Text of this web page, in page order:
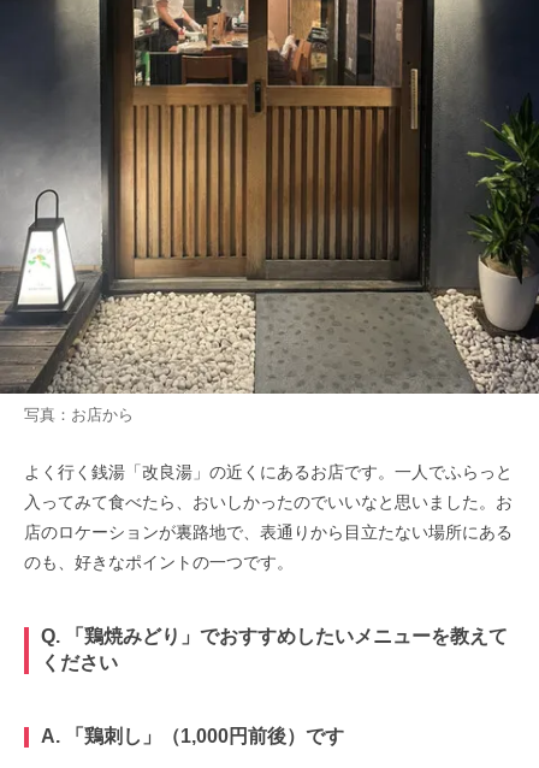
写真：お店から
よく行く銭湯「改良湯」の近くにあるお店です。一人でふらっと
入ってみて食べたら、おいしかったのでいいなと思いました。お
店のロケーションが裏路地で、表通りから目立たない場所にある
のも、好きなポイントの一つです。
Q. 「鶏焼みどり」でおすすめしたいメニューを教えて
ください
A. 「鶏刺し」（1,000円前後）です